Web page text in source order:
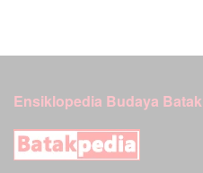
Ensiklopedia Budaya Batak